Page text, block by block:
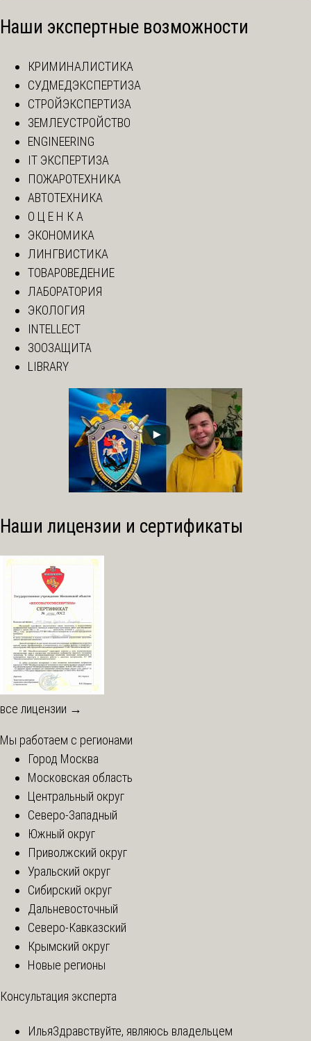
Наши экспертные возможности
КРИМИНАЛИСТИКА
СУДМЕДЭКСПЕРТИЗА
СТРОЙЭКСПЕРТИЗА
ЗЕМЛЕУСТРОЙСТВО
ENGINEERING
IT ЭКСПЕРТИЗА
ПОЖАРОТЕХНИКА
АВТОТЕХНИКА
О Ц Е Н К А
ЭКОНОМИКА
ЛИНГВИСТИКА
ТОВАРОВЕДЕНИЕ
ЛАБОРАТОРИЯ
ЭКОЛОГИЯ
INTELLECT
ЗООЗАЩИТА
LIBRARY
Наши лицензии и сертификаты
все лицензии →
Мы работаем с регионами
Город Москва
Московская область
Центральный округ
Северо-Западный
Южный округ
Приволжский округ
Уральский округ
Сибирский округ
Дальневосточный
Северо-Кавказский
Крымский округ
Новые регионы
Консультация эксперта
ИльяЗдравствуйте, являюсь владельцем